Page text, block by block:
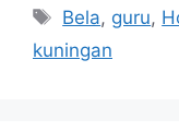
Tag
Bela, guru,
kuningan